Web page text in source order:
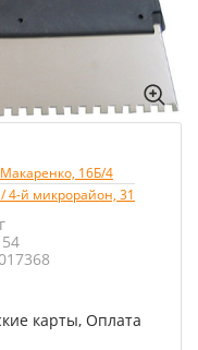
16Б/4
4-й микрорайон, 31
карты, Оплата